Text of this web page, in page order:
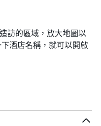
訪的區域，放大地圖以
酒店名稱，就可以開啟